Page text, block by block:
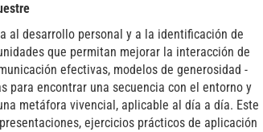
al desarrollo personal y a la identificación de
que permitan mejorar la interacción de
efectivas, modelos de generosidad -
para encontrar una secuencia con el entorno y
metáfora vivencial, aplicable al día a día. Este
ejercicios prácticos de aplicación